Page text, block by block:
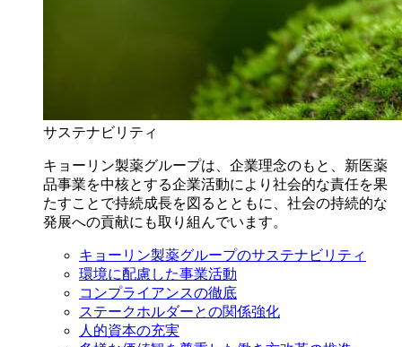
サステナビリティ
キョーリン製薬グループは、企業理念のもと、新医薬
品事業を中核とする企業活動により社会的な責任を果
たすことで持続成長を図るとともに、社会の持続的な
発展への貢献にも取り組んでいます。
キョーリン製薬グループのサステナビリティ
環境に配慮した事業活動
コンプライアンスの徹底
ステークホルダーとの関係強化
人的資本の充実